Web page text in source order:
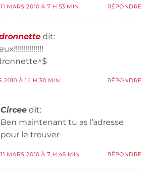
11 MARS 2010 À 7 H 53 MIN RÉPONDRE
dit:
2010 À 14 H 30 MIN RÉPONDRE
Circee dit:
Ben maintenant tu as l’adresse
pour le trouver
11 MARS 2010 À 7 H 48 MIN RÉPONDRE